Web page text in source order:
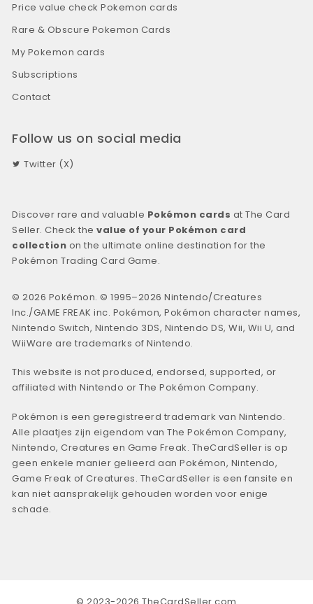
Price value check Pokemon cards
Rare & Obscure Pokemon Cards
My Pokemon cards
Subscriptions
Contact
Follow us on social media
Twitter (X)
Discover rare and valuable Pokémon cards at The Card
Seller. Check thevalue of your Pokémon card
collection on the ultimate online destination for the
Pokémon Trading Card Game.
© 2026 Pokémon. © 1995–2026 Nintendo/Creatures
Inc./GAME FREAK inc. Pokémon, Pokémon character names,
Nintendo Switch, Nintendo 3DS, Nintendo DS, Wii, Wii U, and
WiiWare are trademarks of Nintendo.
This website is not produced, endorsed, supported, or
affiliated with Nintendo or The Pokémon Company.
Pokémon is een geregistreerd trademark van Nintendo.
Alle plaatjes zijn eigendom van The Pokémon Company,
Nintendo, Creatures en Game Freak. TheCardSeller is op
geen enkele manier gelieerd aan Pokémon, Nintendo,
Game Freak of Creatures. TheCardSeller is een fansite en
kan niet aansprakelijk gehouden worden voor enige
schade.
© 2023-2026 TheCardSeller.com